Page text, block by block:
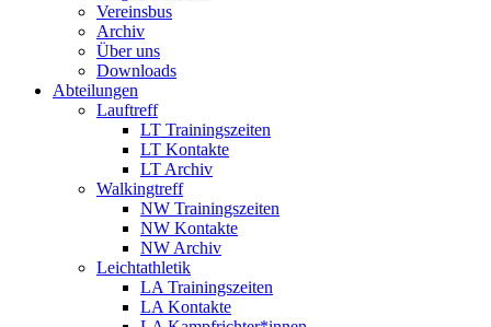
Vereinsbus
Archiv
Über uns
Downloads
Abteilungen
Lauftreff
LT Trainingszeiten
LT Kontakte
LT Archiv
Walkingtreff
NW Trainingszeiten
NW Kontakte
NW Archiv
Leichtathletik
LA Trainingszeiten
LA Kontakte